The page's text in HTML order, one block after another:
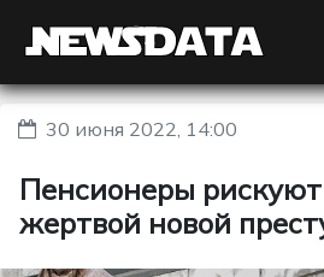
30 июня 2022, 14:00
Пенсионеры рискуют
жертвой новой